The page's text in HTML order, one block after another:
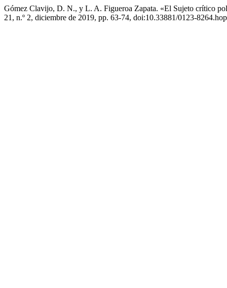
Gómez Clavijo, D. N., y L. A. Figueroa Zapata. «El Sujeto crítico
21, n.º 2, diciembre de 2019, pp. 63-74, doi:10.33881/0123-